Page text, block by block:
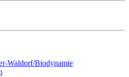
Waldorf/Biodynamie